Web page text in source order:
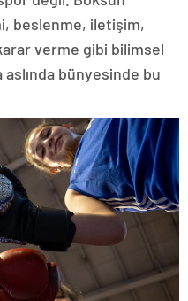
beslenme, iletişim,
verme gibi bilimsel
bünyesinde bu